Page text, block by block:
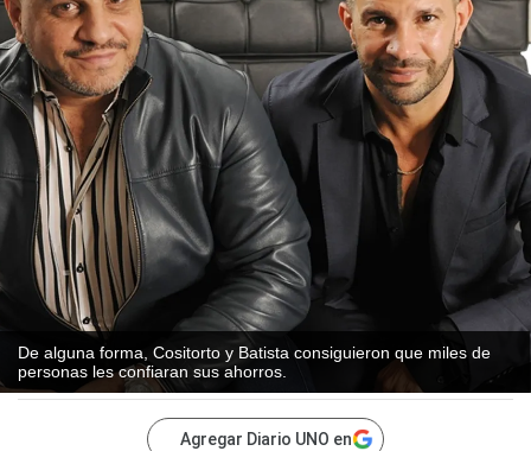
De alguna forma, Cositorto y Batista consiguieron que miles de
personas les confiaran sus ahorros.
Agregar Diario UNO en